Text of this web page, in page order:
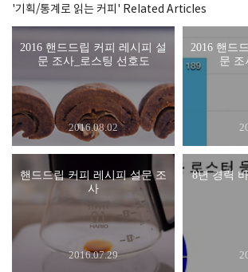
'기획/통계로 읽는 커피' Related Articles
2016 핸드드립 커피 레시피 설
문 조사_로스팅 선호도
2016.08.02
2016 핸드
문 조
핸드드립 커피 레시피 설문 조
사
2016.07.29
8년 경력